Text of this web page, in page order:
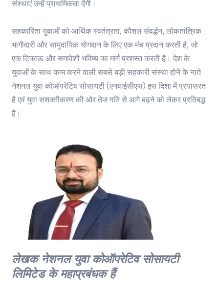
संस्थाएं उन्हें प्राथमिकता देंगी।
सहकारिता युवाओं को आर्थिक स्वतंत्रता, कौशल संवर्द्धन, लोकतांत्रिक
भागीदारी और सामुदायिक योगदान के लिए एक मंच प्रदान करती है, जो
एक टिकाऊ और समावेशी भविष्य का मार्ग प्रशस्त करती है। देश के
युवाओं के साथ काम करने वाली सबसे बड़ी सहकारी संस्था होने के नाते
नेशनल युवा कोऑपरेटिव सोसायटी (एनवाईसीएस) इस दिशा में प्रयासरत
है एवं युवा सशक्तीकरण की ओर तेज गति से आगे बढ़ने को लेकर प्रतिबद्ध
है।
लेखक नेशनल युवा कोऑपरेटिव सोसायटी
लिमिटेड के महाप्रबंधक हैं